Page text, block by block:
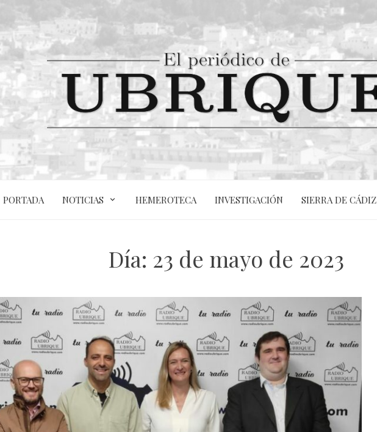
PORTADA NOTICIAS HEMEROTECA INVESTIGACIÓN SIERRA DE CÁDIZ
Día: 23 de mayo de 2023